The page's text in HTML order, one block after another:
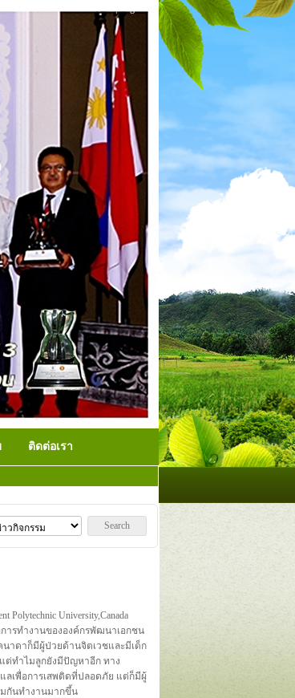
ติดต่อเรา
Search
University,Canada
ารทำงานขององค์กรพัฒนาเอกชน
คนาดาก็มีผู้ป่วยด้านจิตเวชและมีเด็ก
ต่ทำไมลูกยังมีปัญหาอีก ทาง
ลเพื่อการเสพติดที่ปลอดภัย แต่ก็มีผู้
มกันทำงานมากขึ้น